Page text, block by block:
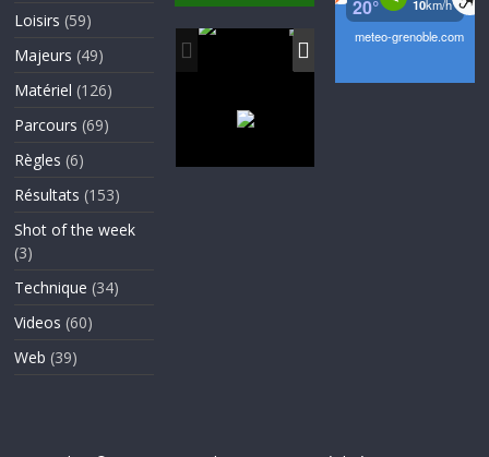
Loisirs (59)
Majeurs (49)
Matériel (126)
Parcours (69)
Règles (6)
Résultats (153)
Shot of the week
(3)
Technique (34)
Videos (60)
Web (39)